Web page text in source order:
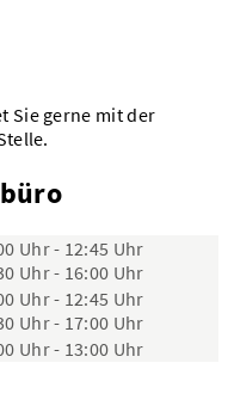
Sie gerne mit der
Uhr - 12:45 Uhr
Uhr - 16:00 Uhr
Uhr - 12:45 Uhr
Uhr - 17:00 Uhr
Uhr - 13:00 Uhr